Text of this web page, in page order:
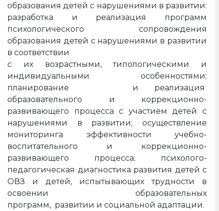
образования детей с нарушениями в развитии:
разработка и реализация программ
психологического сопровождения
образования детей с нарушениями в развитии
в соответствии
с их возрастными, типологическими и
индивидуальными особенностями;
планирование и реализация
образовательного и коррекционно-
развивающего процесса с участием детей с
нарушениями в развитии; осуществление
мониторинга эффективности учебно-
воспитательного и коррекционно-
развивающего процесса; психолого-
педагогическая диагностика развития детей с
ОВЗ и детей, испытывающих трудности в
освоении образовательных
программ, развитии и социальной адаптации.